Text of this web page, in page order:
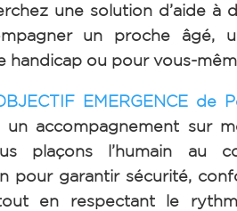
une solution d’aide à
un proche âgé,
handicap ou pour vous-
EMERGENCE de
accompagnement sur
plaçons l’humain au
pour garantir sécurité,
en respectant le